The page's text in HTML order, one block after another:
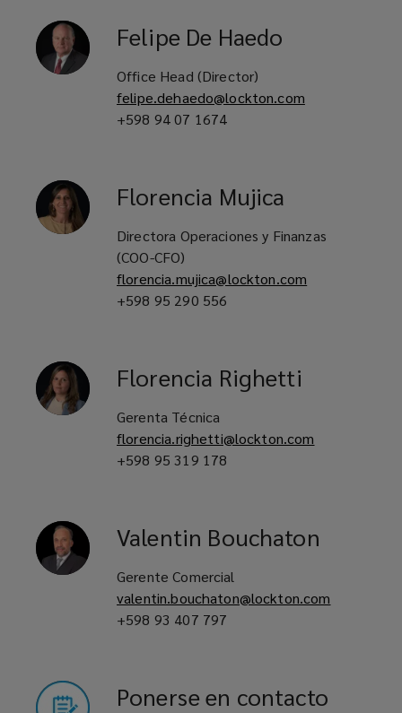
Felipe De Haedo
Office Head (Director)
felipe.dehaedo@lockton.com
+598 94 07 1674
Florencia Mujica
Directora Operaciones y Finanzas
(COO-CFO)
florencia.mujica@lockton.com
+598 95 290 556
Florencia Righetti
Gerenta Técnica
florencia.righetti@lockton.com
+598 95 319 178
Valentin Bouchaton
Gerente Comercial
valentin.bouchaton@lockton.com
+598 93 407 797
Ponerse en contacto